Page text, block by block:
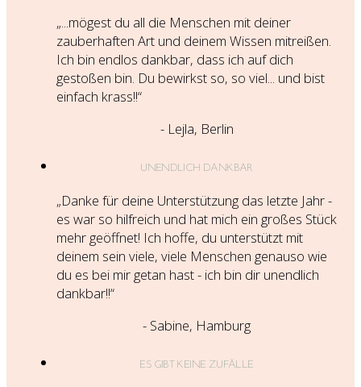
„...mögest du all die Menschen mit deiner
zauberhaften Art und deinem Wissen mitreißen.
Ich bin endlos dankbar, dass ich auf dich
gestoßen bin. Du bewirkst so, so viel... und bist
einfach krass!!“
- Lejla, Berlin
UNENDLICH DANKBAR
„Danke für deine Unterstützung das letzte Jahr -
es war so hilfreich und hat mich ein großes Stück
mehr geöffnet! Ich hoffe, du unterstützt mit
deinem sein viele, viele Menschen genauso wie
du es bei mir getan hast - ich bin dir unendlich
dankbar!!“
- Sabine, Hamburg
ES GIBT KEINE ZUFÄLLE